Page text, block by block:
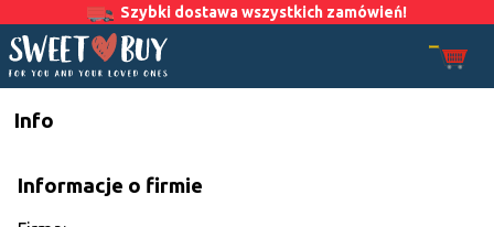
Szybki dostawa wszystkich zamówień!
Info
Informacje o firmie